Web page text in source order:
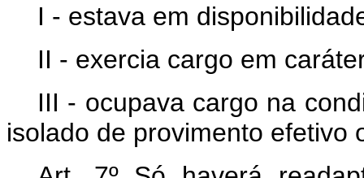
I - estava em
II - exercia cargo em
III - ocupava cargo na
isolado de provimento efetivo